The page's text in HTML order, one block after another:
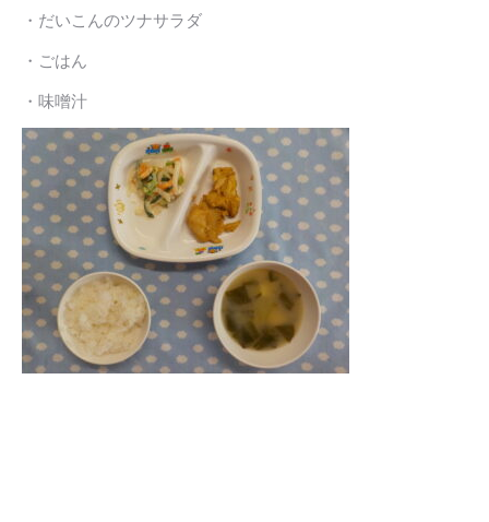
・だいこんのツナサラダ
・ごはん
・味噌汁